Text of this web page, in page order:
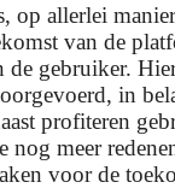
op allerlei
van de
de gebruiker.
in
profiteren
nog meer
voor de